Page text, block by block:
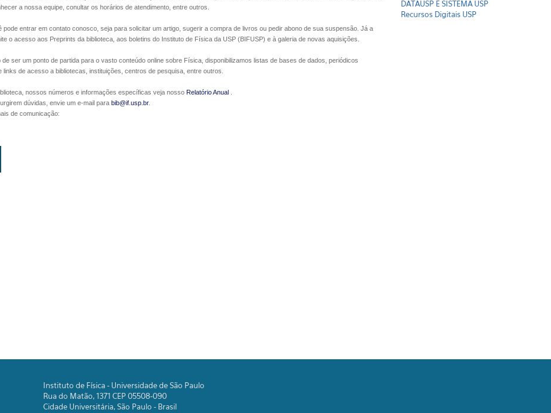
a nossa equipe, conultar os horários de atendimento, entre outros.
pode entrar em contato conosco, seja para solicitar um artigo, sugerir a compra de livros ou pedir abono de sua suspensão. Já a
o acesso aos Preprints da biblioteca, aos boletins do Instituto de Física da USP (BIFUSP) e à galeria de novas aquisições.
de ser um ponto de partida para o vasto conteúdo online sobre Física, disponibilizamos listas de bases de dados, periódicos
links de acesso a bibliotecas, instituições, centros de pesquisa, entre outros.
nossos números e informações específicas veja nosso Relatório Anual
dúvidas, envie um e-mail para bib@if.usp.br.
de comunicação:
DATAUSP E SISTEMA USP
Recursos Digitais USP
Instituto de Física - Universidade de São Paulo
Rua do Matão, 1371 CEP 05508-090
Cidade Universitária, São Paulo - Brasil